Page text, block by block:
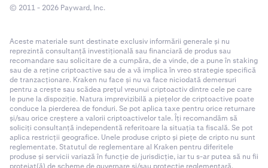
© 2011 - 2026 Payward, Inc.
Aceste materiale sunt destinate exclusiv informării generale și nu
reprezintă consultanță investițională sau financiară de produs sau
recomandare sau solicitare de a cumpăra, de a vinde, de a pune în staking
sau de a reține criptoactive sau de a vă implica în vreo strategie specifică
de tranzacționare. Kraken nu face și nu va face niciodată demersuri
pentru a crește sau scădea prețul vreunui criptoactiv dintre cele pe care
le pune la dispoziție. Natura imprevizibilă a piețelor de criptoactive poate
conduce la pierderea de fonduri. Se pot aplica taxe pentru orice returnare
și/sau orice creștere a valorii criptoactivelor tale. Îți recomandăm să
soliciți consultanță independentă referitoare la situația ta fiscală. Se pot
aplica restricții geografice. Unele produse cripto și piețe de cripto nu sunt
reglementate. Statutul de reglementare al Kraken pentru diferitele
produse și servicii variază în funcție de jurisdicție, iar tu s-ar putea să nu fii